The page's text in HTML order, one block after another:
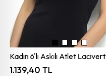
1.139,40 TL